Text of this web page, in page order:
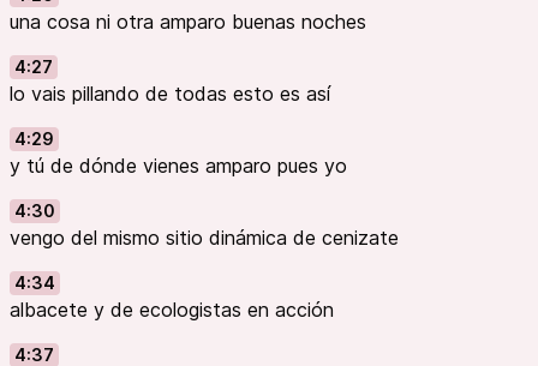
una cosa ni otra amparo buenas noches
4:27
lo vais pillando de todas esto es así
4:29
y tú de dónde vienes amparo pues yo
4:30
vengo del mismo sitio dinámica de cenizate
4:34
albacete y de ecologistas en acción
4:37